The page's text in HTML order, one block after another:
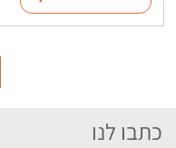
כתבו לנו